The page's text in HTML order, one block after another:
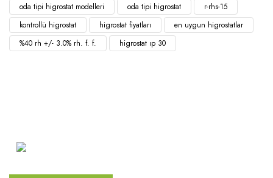
oda tipi higrostat modelleri
oda tipi higrostat
r-rhs-15
kontrollü higrostat
higrostat fiyatları
en uygun higrostatlar
%40 rh +/- 3.0% rh. f. f.
higrostat ıp 30